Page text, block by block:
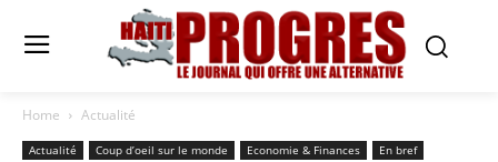
Home Actualité
Actualité Coup d’oeil sur le monde Economie & Finances
En bref